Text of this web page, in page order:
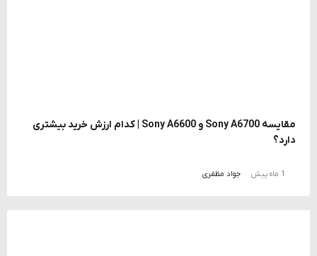
مقایسه Sony A6700 و Sony A6600 | کدام ارزش خرید بیشتری
دارد؟
1 ماه پیش جواد مظفری